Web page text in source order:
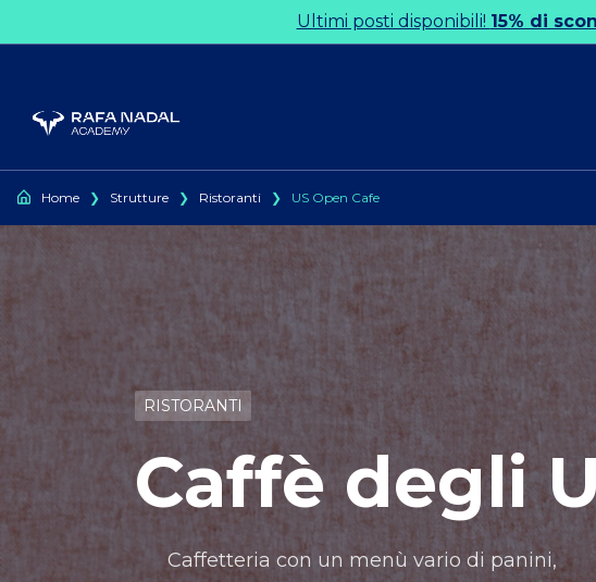
Ultimi posti disponibili! 15% di
Home ❯ Strutture ❯ Ristoranti ❯ US Open Cafe
RISTORANTI
Caffè degli
Caffetteria con un menù vario di panini,